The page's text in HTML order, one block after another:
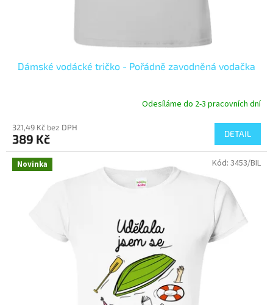
Dámské vodácké tričko - Pořádně zavodněná vodačka
Odesíláme do 2-3 pracovních dní
321,49 Kč bez DPH
389 Kč DETAIL
Novinka Kód: 3453/BIL